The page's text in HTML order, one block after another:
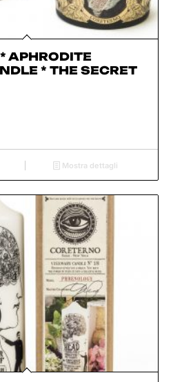
APHRODITE
* THE SECRET
Mostra dettagli